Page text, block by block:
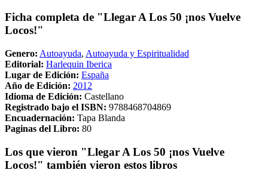
Ficha completa de "Llegar A Los 50 ¡nos Vuelve
Locos!"
Genero: Autoayuda, Autoayuda y Espiritualidad
Editorial: Harlequin Iberica
Lugar de Edición: España
Año de Edición: 2012
Idioma de Edición: Castellano
Registrado bajo el ISBN: 9788468704869
Encuadernación: Tapa Blanda
Paginas del Libro: 80
Los que vieron "Llegar A Los 50 ¡nos Vuelve
Locos!" también vieron estos libros